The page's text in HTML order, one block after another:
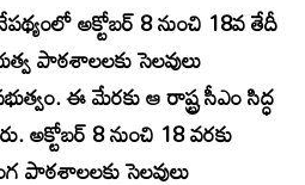
అక్టోబర్ 8 నుంచి 18వ తేదీ
పాఠశాలలకు సెలవులు
ఈ మేరకు ఆ రాష్ట్ర సీఎం సిద్ధ
అక్టోబర్ 8 నుంచి 18 వరకు
పాఠశాలలకు సెలవులు